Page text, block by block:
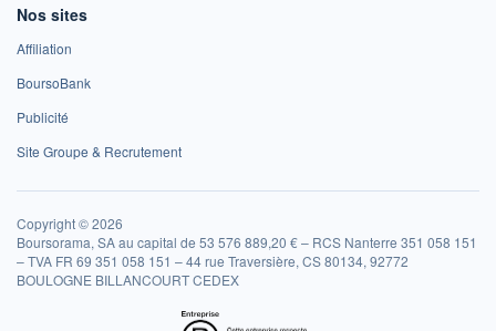
Nos sites
Affiliation
BoursoBank
Publicité
Site Groupe & Recrutement
Copyright © 2026
Boursorama, SA au capital de 53 576 889,20 € – RCS Nanterre 351 058 151
– TVA FR 69 351 058 151 – 44 rue Traversière, CS 80134, 92772
BOULOGNE BILLANCOURT CEDEX